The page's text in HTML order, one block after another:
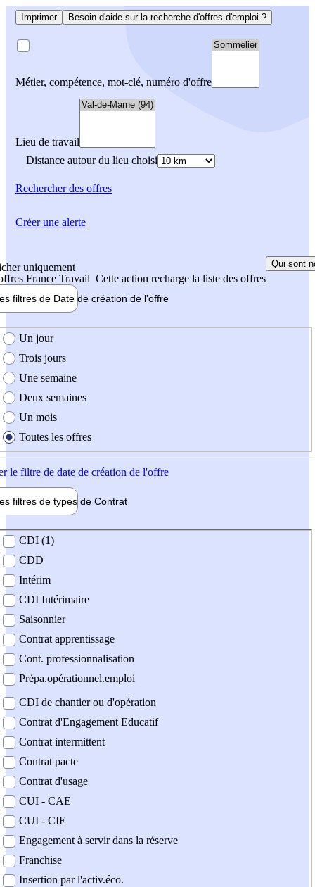
Imprimer Besoin d'aide sur la recherche d'offres d'emploi ?
Métier, compétence, mot-clé, numéro d'offre
Lieu de travail
Distance autour du lieu choisi
Rechercherdes offres
uniquement
France Travail Cette action recharge la liste des offres
Qui sont
filtres de Date de création de l'offre
création de l'offre
Un jour
Trois jours
Une semaine
Deux semaines
Un mois
Toutes les offres
le filtre de date de création de l'offre
filtres de types de Contrat
contrat
CDI (1)
CDD
Intérim
CDI Intérimaire
Saisonnier
Contrat apprentissage
Cont. professionnalisation
Prépa.opérationnel.emploi
CDI de chantier ou d'opération
Contrat d'Engagement Educatif
Contrat intermittent
Contrat pacte
Contrat d'usage
CUI - CAE
CUI - CIE
Engagement à servir dans la réserve
Franchise
Insertion par l'activ.éco.
Créer une alerte